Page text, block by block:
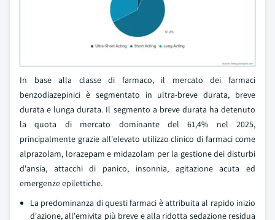
In base alla classe di farmaco, il mercato dei farmaci
benzodiazepinici è segmentato in ultra-breve durata, breve
durata e lunga durata. Il segmento a breve durata ha detenuto
la quota di mercato dominante del 61,4% nel 2025,
principalmente grazie all'elevato utilizzo clinico di farmaci come
alprazolam, lorazepam e midazolam per la gestione dei disturbi
d'ansia, attacchi di panico, insonnia, agitazione acuta ed
emergenze epilettiche.
La predominanza di questi farmaci è attribuita al rapido inizio
d'azione, all'emivita più breve e alla ridotta sedazione residua